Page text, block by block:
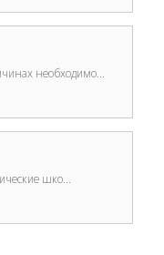
необходимо...
шко...